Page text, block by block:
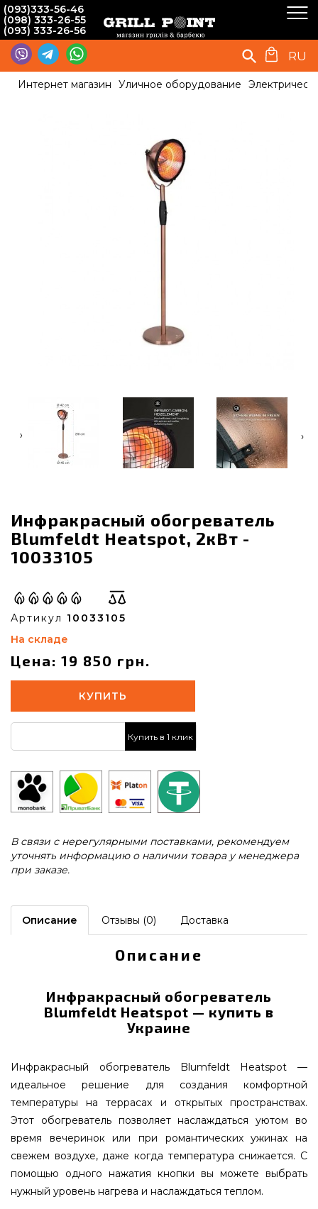
(093)333-56-46
(098) 333-26-55
(093) 333-26-56
RU
Интернет магазин Уличное оборудование
‹ ›
Инфракрасный обогреватель
Blumfeldt Heatspot, 2кВт -
10033105
Артикул 10033105
На складе
Цена: 19 850 грн.
КУПИТЬ
Купить в 1 клик
В связи с нерегулярными поставками, рекомендуем
уточнять информацию о наличии товара у менеджера
при заказе.
Описание Отзывы (0) Доставка
Описание
Инфракрасный обогреватель
Blumfeldt Heatspot — купить в
Украине
Инфракрасный обогреватель Blumfeldt Heatspot —
идеальное решение для создания комфортной
температуры на террасах и открытых пространствах.
Этот обогреватель позволяет наслаждаться уютом во
время вечеринок или при романтических ужинах на
свежем воздухе, даже когда температура снижается. С
помощью одного нажатия кнопки вы можете выбрать
нужный уровень нагрева и наслаждаться теплом.